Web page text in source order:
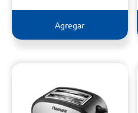
Agregar